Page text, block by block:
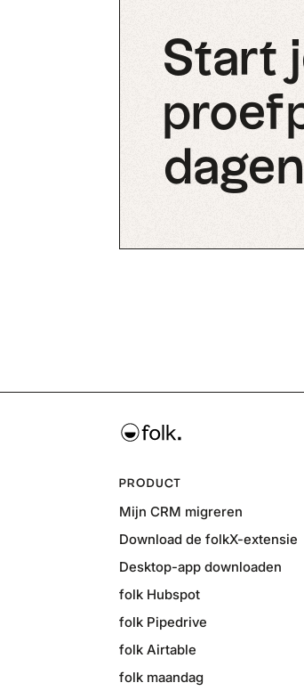
Start
dagen
PRODUCT
Mijn CRM migreren
Download de folkX-extensie
Desktop-app downloaden
folk Hubspot
folk Pipedrive
folk Airtable
folk maandag